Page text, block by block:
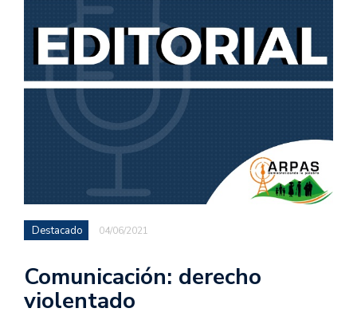
Destacado 04/06/2021
Comunicación: derecho
violentado